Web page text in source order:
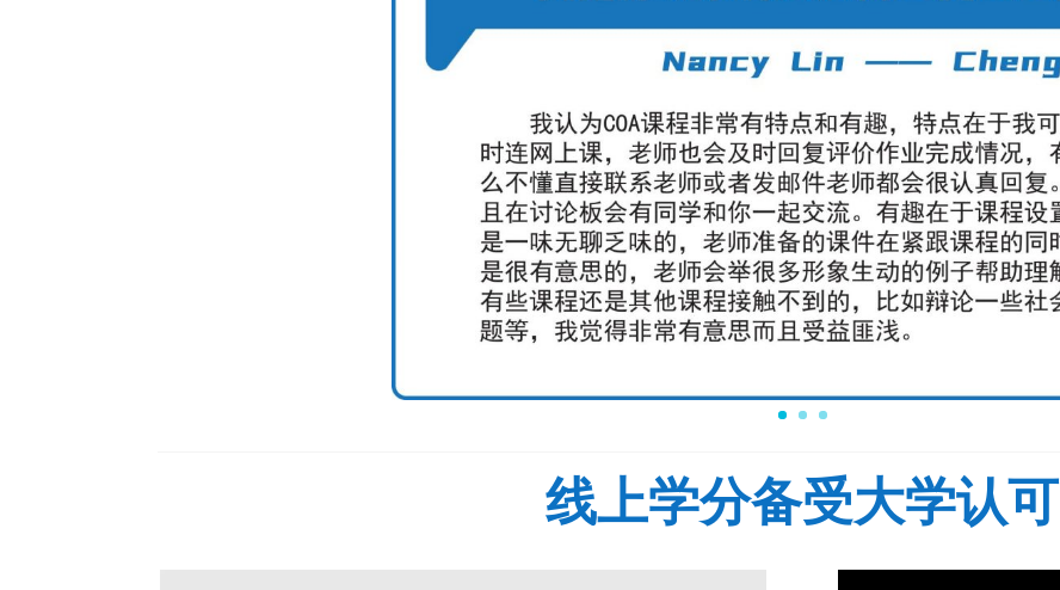
线上学分备受大学认可